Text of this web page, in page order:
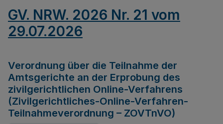
GV. NRW. 2026 Nr. 21 vom
29.07.2026
Verordnung über die Teilnahme der
Amtsgerichte an der Erprobung des
zivilgerichtlichen Online-Verfahrens
(Zivilgerichtliches-Online-Verfahren-
Teilnahmeverordnung – ZOVTnVO)